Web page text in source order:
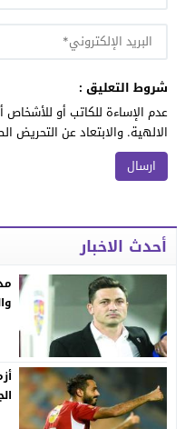
شروط التعليق :
عدم الإساءة للكاتب أو للأشخاص
الالهية. والابتعاد عن التحريض
أحدث الاخبار